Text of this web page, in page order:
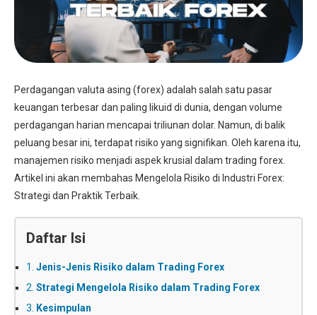
Perdagangan valuta asing (forex) adalah salah satu pasar
keuangan terbesar dan paling likuid di dunia, dengan volume
perdagangan harian mencapai triliunan dolar. Namun, di balik
peluang besar ini, terdapat risiko yang signifikan. Oleh karena itu,
manajemen risiko menjadi aspek krusial dalam trading forex.
Artikel ini akan membahas Mengelola Risiko di Industri Forex:
Strategi dan Praktik Terbaik.
Daftar Isi
1. Jenis-Jenis Risiko dalam Trading Forex
2. Strategi Mengelola Risiko dalam Trading Forex
3. Kesimpulan